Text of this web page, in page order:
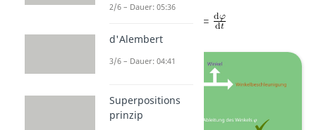
2/6 – Dauer: 05:36
d'Alembert
3/6 – Dauer: 04:41
Superpositions
prinzip